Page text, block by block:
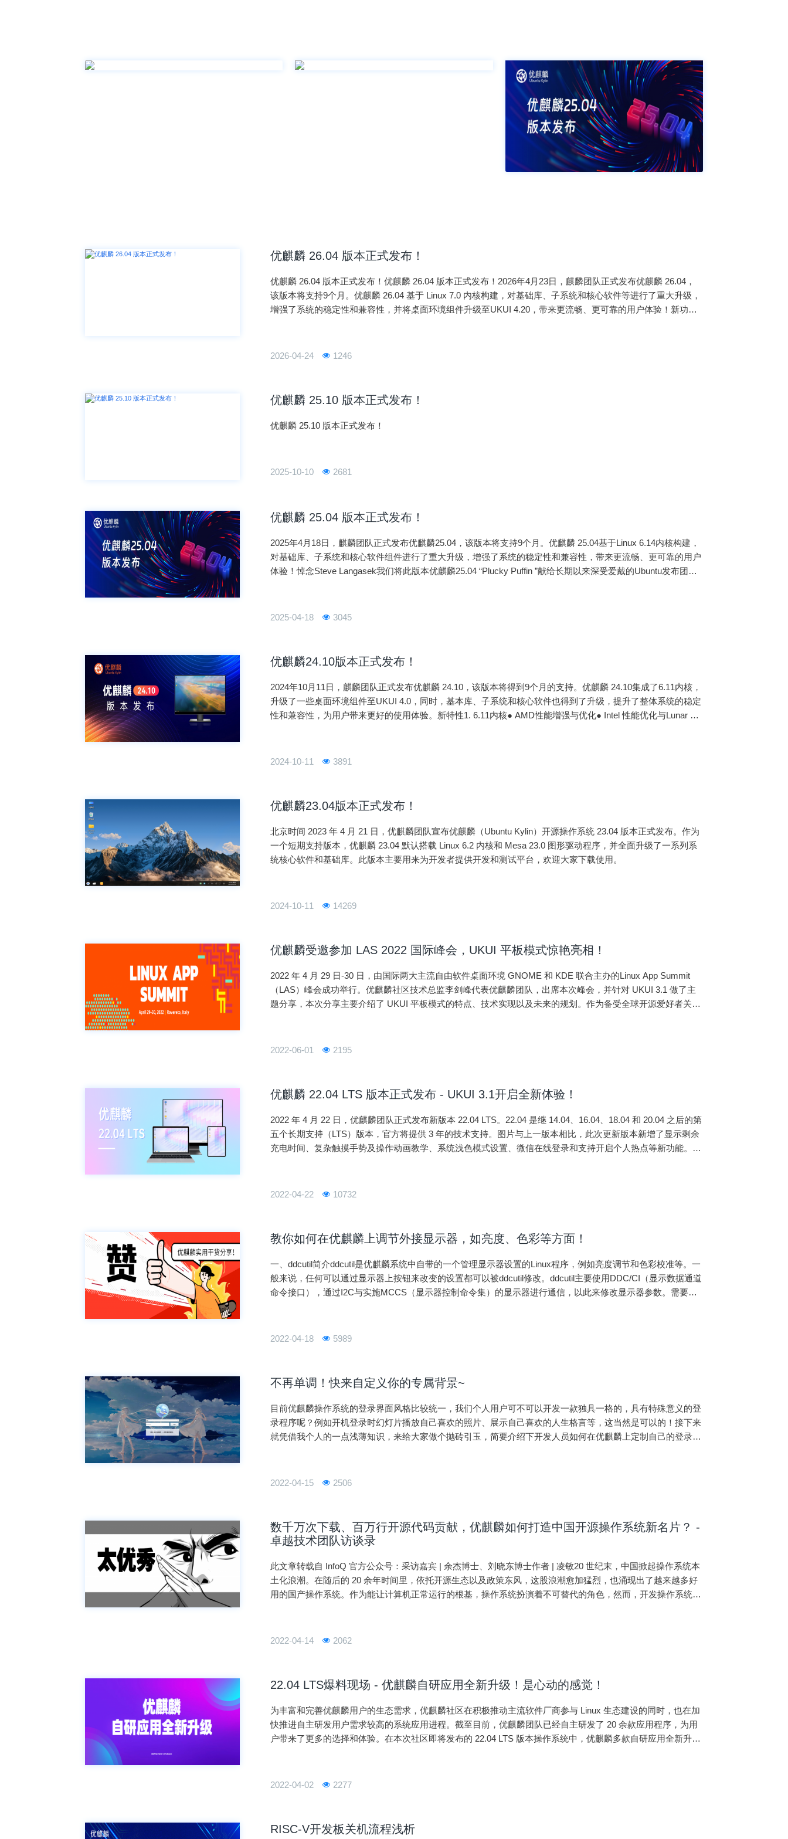
优麒麟 26.04 版本正式发布！
优麒麟 26.04 版本正式发布！优麒麟 26.04 版本正式发布！2026年4月23日，麒麟团队正式发布优麒麟 26.04，
该版本将支持9个月。优麒麟 26.04 基于 Linux 7.0 内核构建，对基础库、子系统和核心软件等进行了重大升级，
增强了系统的稳定性和兼容性，并将桌面环境组件升级至UKUI 4.20，带来更流畅、更可靠的用户体验！新功能
2026-04-24 1246
优麒麟 25.10 版本正式发布！
优麒麟 25.10 版本正式发布！
2025-10-10 2681
优麒麟 25.04 版本正式发布！
2025年4月18日，麒麟团队正式发布优麒麟25.04，该版本将支持9个月。优麒麟 25.04基于Linux 6.14内核构建，
对基础库、子系统和核心软件组件进行了重大升级，增强了系统的稳定性和兼容性，带来更流畅、更可靠的用户
体验！悼念Steve Langasek我们将此版本优麒麟25.04 “Plucky Puffin ”献给长期以来深受爱戴的Ubuntu发布团队
2025-04-18 3045
优麒麟24.10版本正式发布！
2024年10月11日，麒麟团队正式发布优麒麟 24.10，该版本将得到9个月的支持。优麒麟 24.10集成了6.11内核，
升级了一些桌面环境组件至UKUI 4.0，同时，基本库、子系统和核心软件也得到了升级，提升了整体系统的稳定
性和兼容性，为用户带来更好的使用体验。新特性1. 6.11内核● AMD性能增强与优化● Intel 性能优化与Lunar La
2024-10-11 3891
优麒麟23.04版本正式发布！
北京时间 2023 年 4 月 21 日，优麒麟团队宣布优麒麟（Ubuntu Kylin）开源操作系统 23.04 版本正式发布。作为
一个短期支持版本，优麒麟 23.04 默认搭载 Linux 6.2 内核和 Mesa 23.0 图形驱动程序，并全面升级了一系列系
统核心软件和基础库。此版本主要用来为开发者提供开发和测试平台，欢迎大家下载使用。
2024-10-11 14269
优麒麟受邀参加 LAS 2022 国际峰会，UKUI 平板模式惊艳亮相！
2022 年 4 月 29 日-30 日，由国际两大主流自由软件桌面环境 GNOME 和 KDE 联合主办的Linux App Summit
（LAS）峰会成功举行。优麒麟社区技术总监李剑峰代表优麒麟团队，出席本次峰会，并针对 UKUI 3.1 做了主
题分享，本次分享主要介绍了 UKUI 平板模式的特点、技术实现以及未来的规划。作为备受全球开源爱好者关注
2022-06-01 2195
优麒麟 22.04 LTS 版本正式发布 - UKUI 3.1开启全新体验！
2022 年 4 月 22 日，优麒麟团队正式发布新版本 22.04 LTS。22.04 是继 14.04、16.04、18.04 和 20.04 之后的第
五个长期支持（LTS）版本，官方将提供 3 年的技术支持。图片与上一版本相比，此次更新版本新增了显示剩余
充电时间、复杂触摸手势及操作动画教学、系统浅色模式设置、微信在线登录和支持开启个人热点等新功能。进
2022-04-22 10732
教你如何在优麒麟上调节外接显示器，如亮度、色彩等方面！
一、ddcutil简介ddcutil是优麒麟系统中自带的一个管理显示器设置的Linux程序，例如亮度调节和色彩校准等。一
般来说，任何可以通过显示器上按钮来改变的设置都可以被ddcutil修改。ddcutil主要使用DDC/CI（显示数据通道
命令接口），通过I2C与实施MCCS（显示器控制命令集）的显示器进行通信，以此来修改显示器参数。需要注
2022-04-18 5989
不再单调！快来自定义你的专属背景~
目前优麒麟操作系统的登录界面风格比较统一，我们个人用户可不可以开发一款独具一格的，具有特殊意义的登
录程序呢？例如开机登录时幻灯片播放自己喜欢的照片、展示自己喜欢的人生格言等，这当然是可以的！接下来
就凭借我个人的一点浅薄知识，来给大家做个抛砖引玉，简要介绍下开发人员如何在优麒麟上定制自己的登录界
2022-04-15
2506
数千万次下载、百万行开源代码贡献，优麒麟如何打造中国开源操作系统新名片？ -
卓越技术团队访谈录
此文章转载自 InfoQ 官方公众号：采访嘉宾 | 余杰博士、刘晓东博士作者 | 凌敏20 世纪末，中国掀起操作系统本
土化浪潮。在随后的 20 余年时间里，依托开源生态以及政策东风，这股浪潮愈加猛烈，也涌现出了越来越多好
用的国产操作系统。作为能让计算机正常运行的根基，操作系统扮演着不可替代的角色，然而，开发操作系统却
2022-04-14 2062
22.04 LTS爆料现场 - 优麒麟自研应用全新升级！是心动的感觉！
为丰富和完善优麒麟用户的生态需求，优麒麟社区在积极推动主流软件厂商参与 Linux 生态建设的同时，也在加
快推进自主研发用户需求较高的系统应用进程。截至目前，优麒麟团队已经自主研发了 20 余款应用程序，为用
户带来了更多的选择和体验。在本次社区即将发布的 22.04 LTS 版本操作系统中，优麒麟多款自研应用全新升
2022-04-02 2277
RISC-V开发板关机流程浅析